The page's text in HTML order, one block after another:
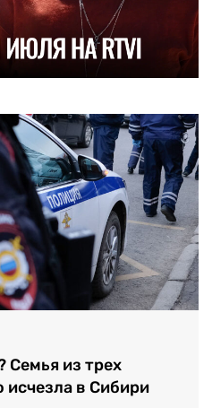
Семья из трех
исчезла в Сибири